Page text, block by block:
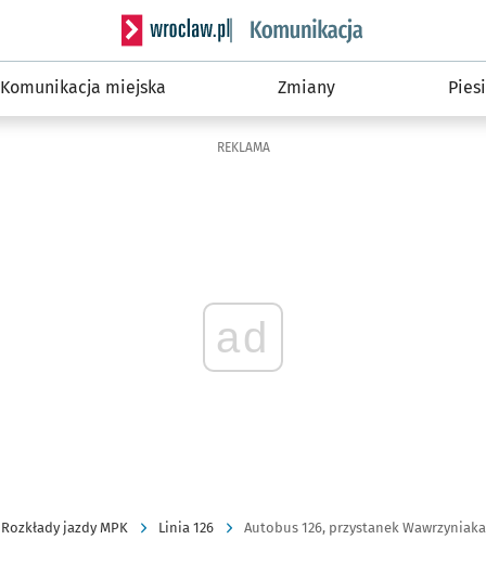
Serwis informacyjny wroclaw.pl podserwis:
Komunikacja miejska Zmiany Piesi
REKLAMA
ad
Rozkłady jazdy MPK Linia 126 Autobus 126, przystanek